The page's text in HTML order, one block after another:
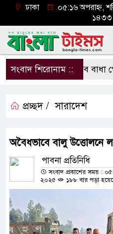
ঢাকা
০৫:১৬ অপরাহ্ন,
১৪৩৩
সংবাদ শিরোনাম ::সব বাধা
প্রচ্ছদ / সারাদেশ
অবৈধভাবে বালু উত্তোলনে
পাবনা প্রতিনিধি
সংবাদ প্রকাশের সময় :
২০২৫
১৮৮ বার পড়া